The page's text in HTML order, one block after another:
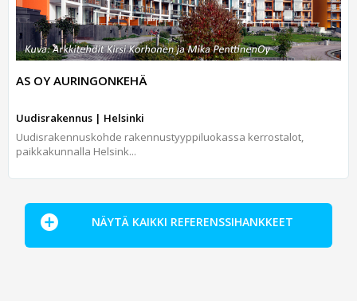
AS OY AURINGONKEHÄ
Uudisrakennus | Helsinki
Uudisrakennuskohde rakennustyyppiluokassa kerrostalot,
paikkakunnalla Helsink...
NÄYTÄ KAIKKI REFERENSSIHANKKEET